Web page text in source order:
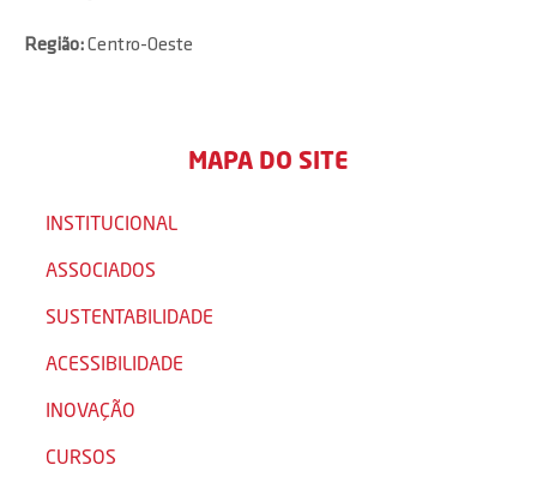
Região:Centro-Oeste
MAPA DO SITE
INSTITUCIONAL
ASSOCIADOS
SUSTENTABILIDADE
ACESSIBILIDADE
INOVAÇÃO
CURSOS